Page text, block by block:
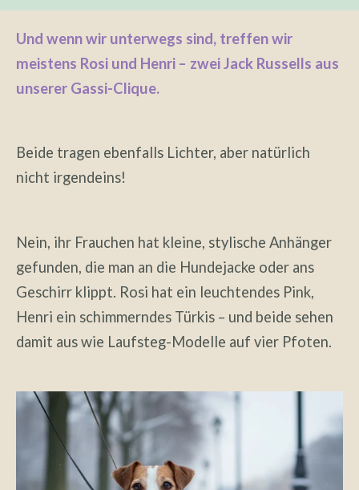
Und wenn wir unterwegs sind, treffen wir
meistens Rosi und Henri – zwei Jack Russells aus
unserer Gassi-Clique.
Beide tragen ebenfalls Lichter, aber natürlich
nicht irgendeins!
Nein, ihr Frauchen hat kleine, stylische Anhänger
gefunden, die man an die Hundejacke oder ans
Geschirr klippt. Rosi hat ein leuchtendes Pink,
Henri ein schimmerndes Türkis – und beide sehen
damit aus wie Laufsteg-Modelle auf vier Pfoten.